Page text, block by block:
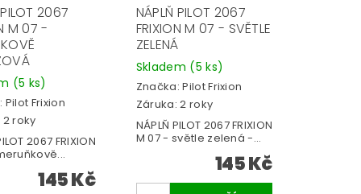
2067
M 07 -
(5 ks)
Pilot Frixion
2 roky
2067 FRIXION
145 Kč
NÁPLŇ PILOT 2067
FRIXION M 07 - SVĚTLE
ZELENÁ
Skladem (5 ks)
Značka:Pilot Frixion
Záruka: 2 roky
NÁPLŇ PILOT 2067 FRIXION
M 07 - světle zelená -...
145 Kč